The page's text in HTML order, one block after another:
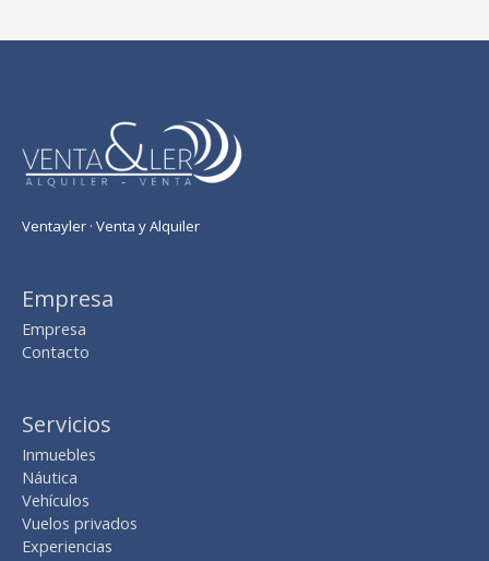
Ventayler · Venta y Alquiler
Empresa
Empresa
Contacto
Servicios
Inmuebles
Náutica
Vehículos
Vuelos privados
Experiencias